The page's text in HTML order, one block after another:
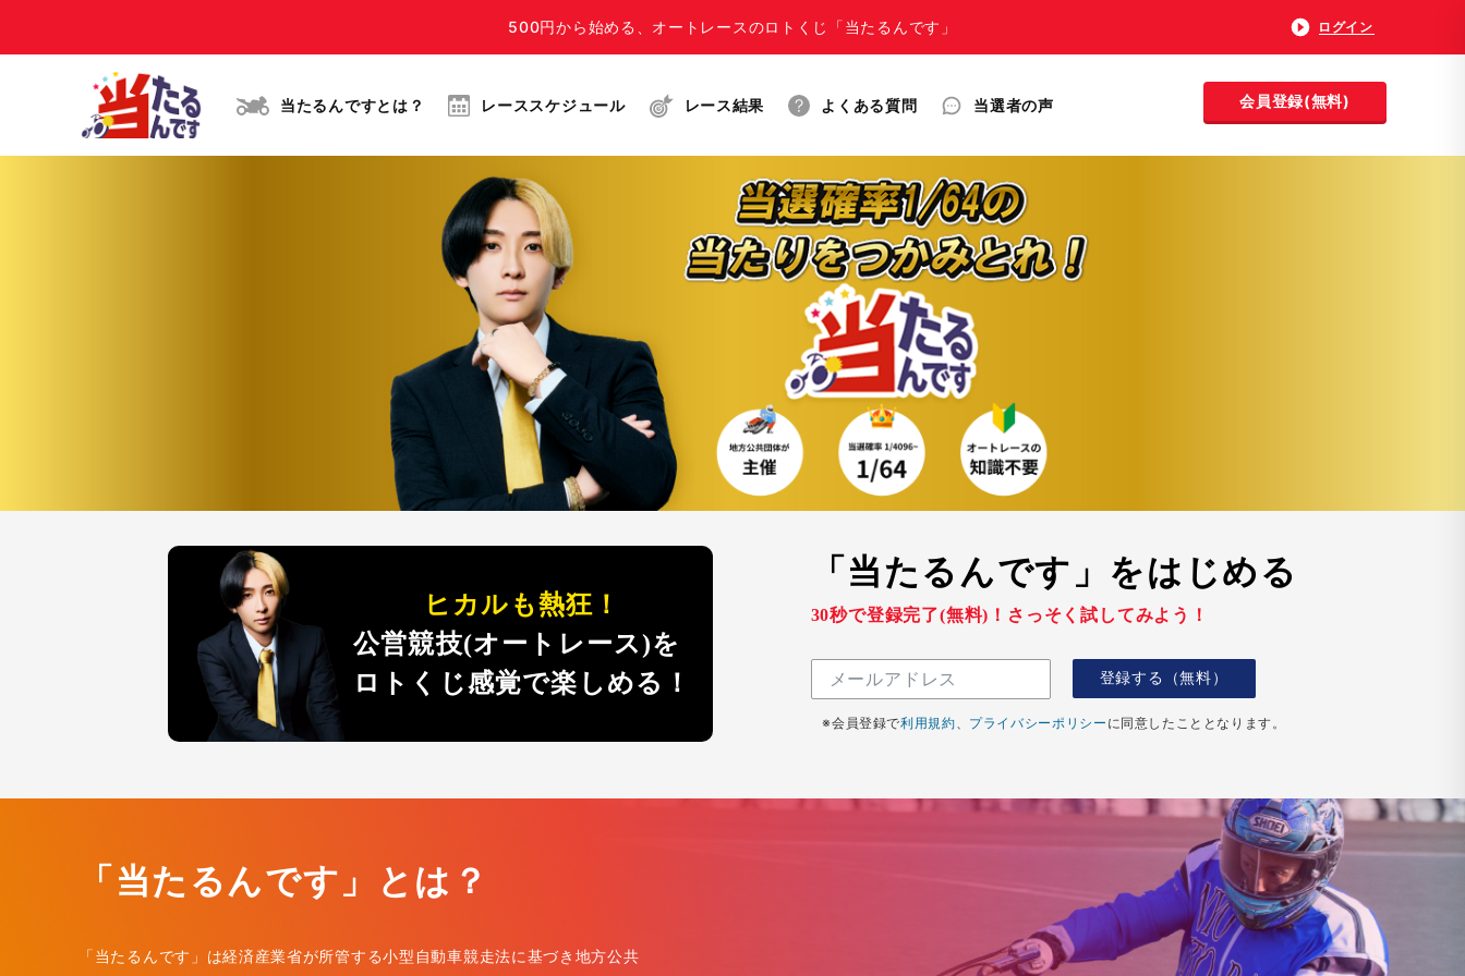
500円から始める、オートレースのロトくじ「当たるんです」 ログイン
当たるんですとは？ レーススケジュール レース結果 よくある質問 当選者の声 会員登録(無料)
ヒカルも熱狂！
公営競技(オートレース)を
ロトくじ感覚で楽しめる！
「当たるんです」をはじめる
30秒で登録完了(無料)！さっそく試してみよう！
登録する（無料）
※会員登録で利用規約 プライバシーポリシー に同意したこととなります。
「当たるんです」とは？
「当たるんです」は経済産業省が所管する小型自動車競走法に基づき地方公共